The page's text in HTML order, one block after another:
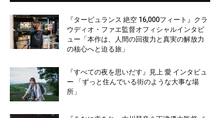
『タービュランス 絶空 16,000フィート』クラ
ウディオ・ファエ監督オフィシャルインタビ
ュー「本作は、人間の回復力と真実の解放力
の核心へと迫る旅」
『すべての夜を思いだす』見上 愛 インタビュ
ー 「ずっと住んでいる街のような大事な場
所」